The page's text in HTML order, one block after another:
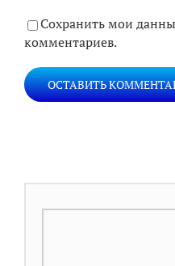
Сохранить мои
комментариев.